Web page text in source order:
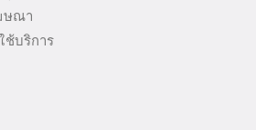
ษณา
ช้บริการ